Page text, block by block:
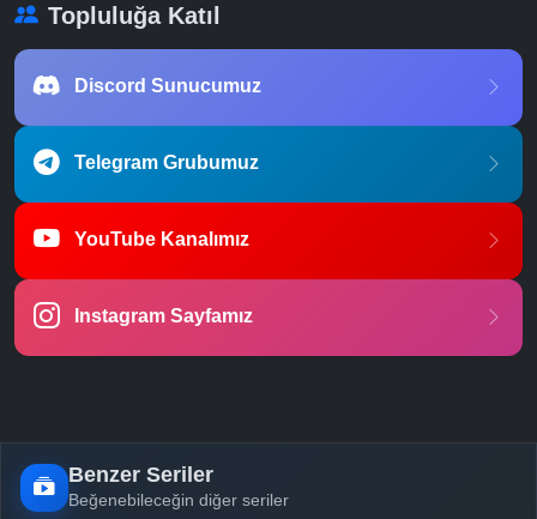
Topluluğa Katıl
Discord Sunucumuz
Telegram Grubumuz
YouTube Kanalımız
Instagram Sayfamız
Benzer Seriler
Beğenebileceğin diğer seriler